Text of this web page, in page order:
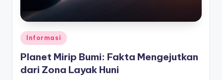
Posted
in
Informasi
Planet Mirip Bumi: Fakta Mengejutkan
dari Zona Layak Huni